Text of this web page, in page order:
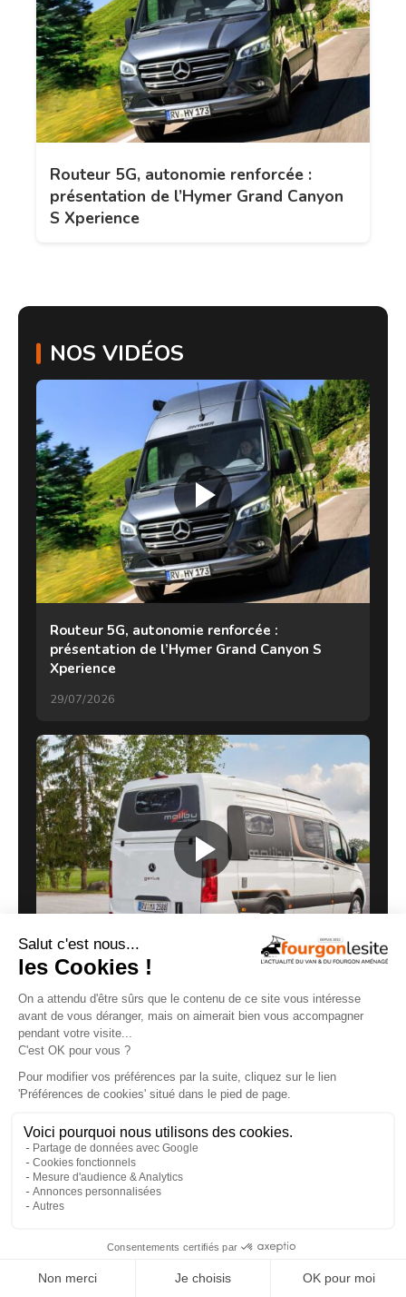
Routeur 5G, autonomie renforcée :
présentation de l’Hymer Grand Canyon
S Xperience
NOS VIDÉOS
Routeur 5G, autonomie renforcée :
présentation de l’Hymer Grand Canyon S
Xperience
29/07/2026
ressemble à aucun autre
27/07/2026